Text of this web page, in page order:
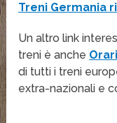
Treni Germania
Un altro link
treni è anche
di tutti i treni
extra-nazionali e